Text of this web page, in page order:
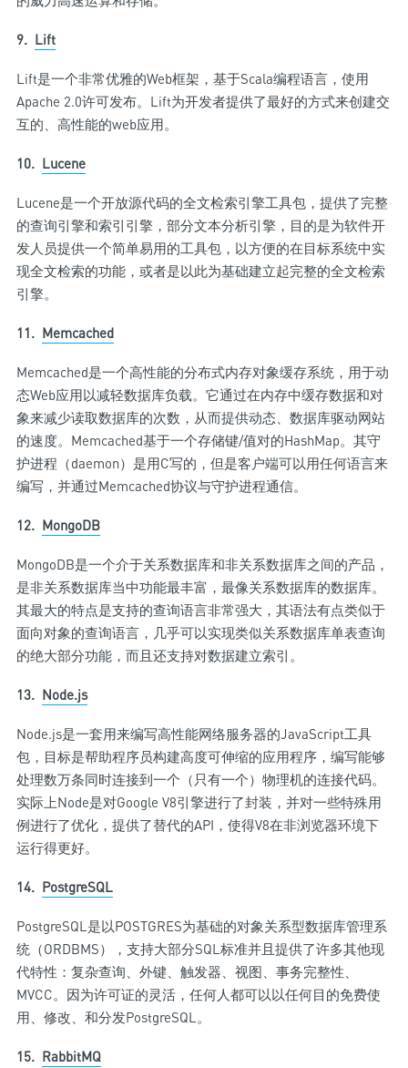
9. Lift
Lift是一个非常优雅的Web框架，基于Scala编程语言，使用
Apache 2.0许可发布。Lift为开发者提供了最好的方式来创建交
互的、高性能的web应用。
10. Lucene
Lucene是一个开放源代码的全文检索引擎工具包，提供了完整
的查询引擎和索引引擎，部分文本分析引擎，目的是为软件开
发人员提供一个简单易用的工具包，以方便的在目标系统中实
现全文检索的功能，或者是以此为基础建立起完整的全文检索
引擎。
11. Memcached
Memcached是一个高性能的分布式内存对象缓存系统，用于动
态Web应用以减轻数据库负载。它通过在内存中缓存数据和对
象来减少读取数据库的次数，从而提供动态、数据库驱动网站
的速度。Memcached基于一个存储键/值对的HashMap。其守
护进程（daemon）是用C写的，但是客户端可以用任何语言来
编写，并通过Memcached协议与守护进程通信。
12. MongoDB
MongoDB是一个介于关系数据库和非关系数据库之间的产品，
是非关系数据库当中功能最丰富，最像关系数据库的数据库。
其最大的特点是支持的查询语言非常强大，其语法有点类似于
面向对象的查询语言，几乎可以实现类似关系数据库单表查询
的绝大部分功能，而且还支持对数据建立索引。
13. Node.js
Node.js是一套用来编写高性能网络服务器的JavaScript工具
包，目标是帮助程序员构建高度可伸缩的应用程序，编写能够
处理数万条同时连接到一个（只有一个）物理机的连接代码。
实际上Node是对Google V8引擎进行了封装，并对一些特殊用
例进行了优化，提供了替代的API，使得V8在非浏览器环境下
运行得更好。
14. PostgreSQL
PostgreSQL是以POSTGRES为基础的对象关系型数据库管理系
统（ORDBMS），支持大部分SQL标准并且提供了许多其他现
代特性：复杂查询、外键、触发器、视图、事务完整性、
MVCC。因为许可证的灵活，任何人都可以以任何目的免费使
用、修改、和分发PostgreSQL。
15. RabbitMQ